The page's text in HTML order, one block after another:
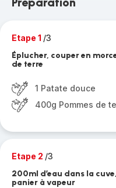
Etape 1 /3
Éplucher, couper en
de terre
1 Patate douce
400g Pommes de
Etape 2 /3
200ml d’eau dans la
panier à vapeur